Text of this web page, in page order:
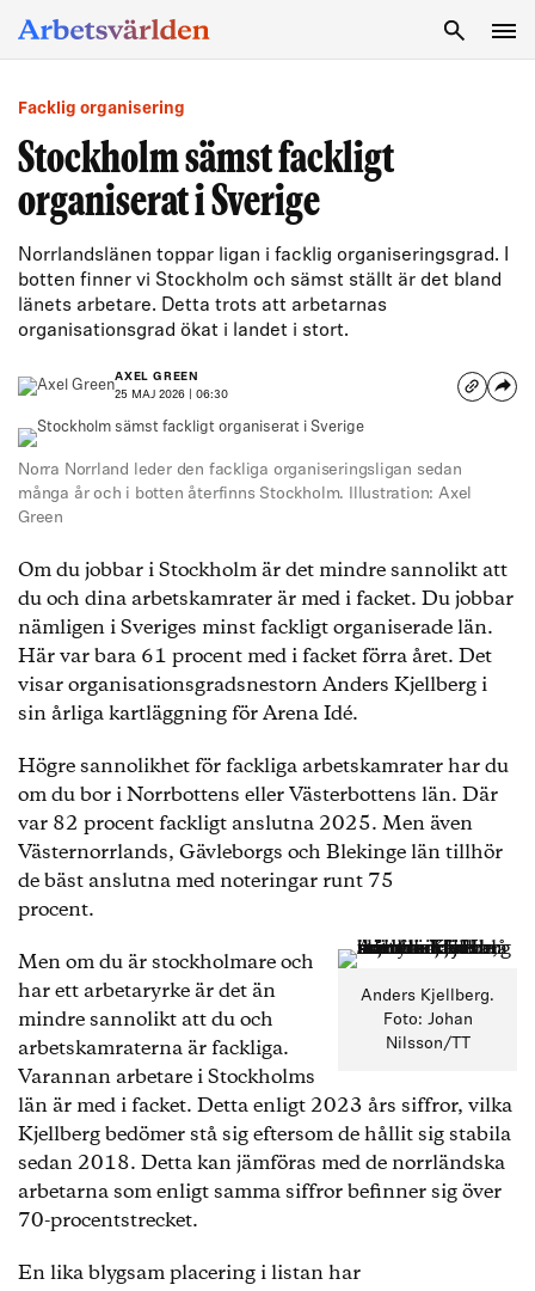
Facklig organisering
Stockholm sämst fackligt
organiserat i Sverige
Norrlandslänen toppar ligan i facklig organiseringsgrad. I
botten finner vi Stockholm och sämst ställt är det bland
länets arbetare. Detta trots att arbetarnas
organisationsgrad ökat i landet i stort.
AXEL GREEN
25 MAJ 2026 | 06:30
Norra Norrland leder den fackliga organiseringsligan sedan
många år och i botten återfinns Stockholm. Illustration: Axel
Green
Om du jobbar i Stockholm är det mindre sannolikt att
du och dina arbetskamrater är med i facket. Du jobbar
nämligen i Sveriges minst fackligt organiserade län.
Här var bara 61 procent med i facket förra året. Det
visar organisationsgradsnestorn Anders Kjellberg i
sin årliga kartläggning för Arena Idé.
Högre sannolikhet för fackliga arbetskamrater har du
om du bor i Norrbottens eller Västerbottens län. Där
var 82 procent fackligt anslutna 2025. Men även
Västernorrlands, Gävleborgs och Blekinge län tillhör
de bäst anslutna med noteringar runt 75
procent.
Anders Kjellberg.
Foto: Johan
Nilsson/TT
Men om du är stockholmare och
har ett arbetaryrke är det än
mindre sannolikt att du och
arbetskamraterna är fackliga.
Varannan arbetare i Stockholms
län är med i facket. Detta enligt 2023 års siffror, vilka
Kjellberg bedömer stå sig eftersom de hållit sig stabila
sedan 2018. Detta kan jämföras med de norrländska
arbetarna som enligt samma siffror befinner sig över
70-procentstrecket.
En lika blygsam placering i listan har